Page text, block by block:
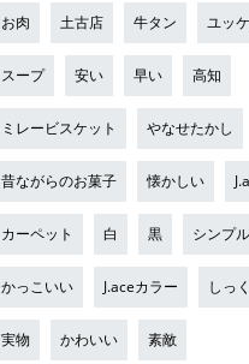
お肉 土古店 牛タン ユッ
スープ 安い 早い 高知
ミレービスケット やなせたかし
昔ながらのお菓子 懐かしい
カーペット 白 黒 シンプル
かっこいい J.aceカラー しっ
実物 かわいい 素敵